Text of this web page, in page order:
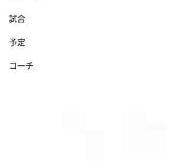
試合
予定
コーチ